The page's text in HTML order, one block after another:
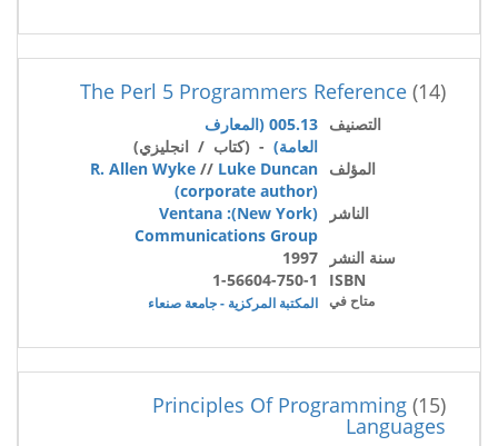
(14)
The Perl 5 Programmers Reference
التصنيف
005.13 (المعارف
العامة) - (كتاب / انجليزي)
المؤلف
R. Allen Wyke // Luke Duncan
(corporate author)
الناشر
(New York): Ventana
Communications Group
سنة النشر
1997
ISBN
1-56604-750-1
متاح في المكتبة المركزية - جامعة صنعاء
(15)
Principles Of Programming
Languages